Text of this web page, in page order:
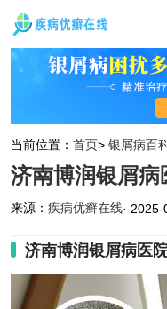
当前位置： 首页> 银屑病百
济南博润银屑病
来源： 疾病优癣在线·
济南博润银屑病医